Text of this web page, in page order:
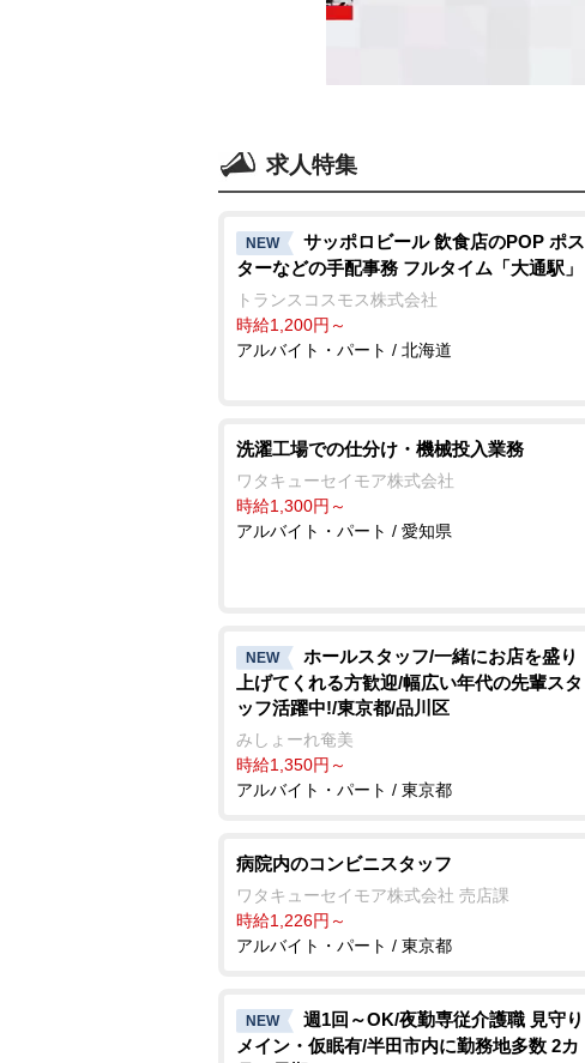
求人特集
NEW
サッポロビール 飲食店のPOP ポス
ターなどの手配事務 フルタイム「大通駅」
トランスコスモス株式会社
時給1,200円～
アルバイト・パート / 北海道
洗濯工場での仕分け・機械投入業務
ワタキューセイモア株式会社
時給1,300円～
アルバイト・パート / 愛知県
NEW
ホールスタッフ/一緒にお店を盛り
上げてくれる方歓迎/幅広い年代の先輩スタ
ッフ活躍中!/東京都/品川区
みしょーれ奄美
時給1,350円～
アルバイト・パート / 東京都
病院内のコンビニスタッフ
ワタキューセイモア株式会社 売店課
時給1,226円～
アルバイト・パート / 東京都
NEW
週1回～OK/夜勤専従介護職 見守り
メイン・仮眠有/半田市内に勤務地多数 2カ